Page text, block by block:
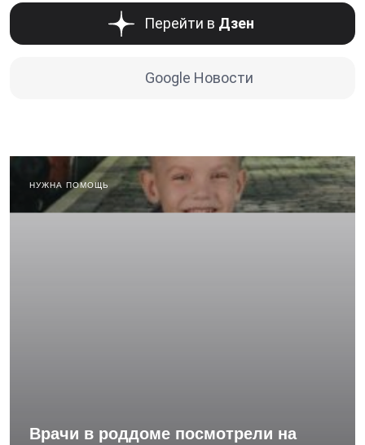
Перейти в Дзен
Google Новости
НУЖНА ПОМОЩЬ
Врачи в роддоме посмотрели на